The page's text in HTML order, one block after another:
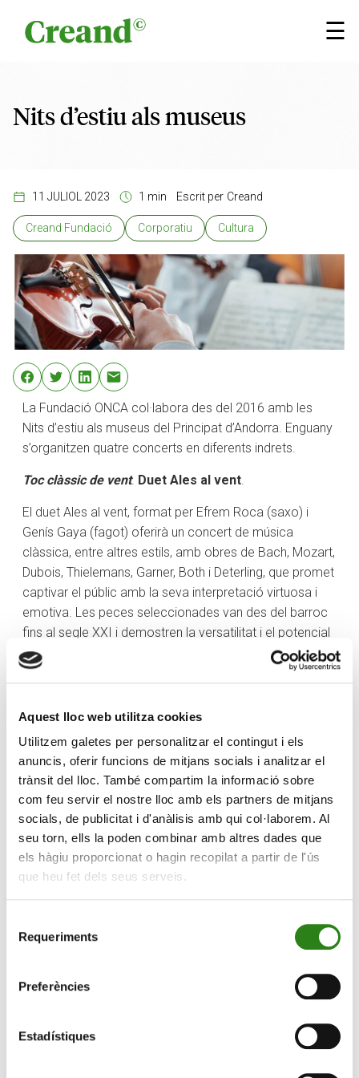
Aquest lloc web utilitza cookies
Utilitzem galetes per personalitzar el contingut i els
anuncis, oferir funcions de mitjans socials i analitzar el
trànsit del lloc. També compartim la informació sobre
com feu servir el nostre lloc amb els partners de mitjans
socials, de publicitat i d'anàlisis amb qui col·laborem. Al
seu torn, ells la poden combinar amb altres dades que
els hàgiu proporcionat o hagin recopilat a partir de l'ús
que heu fet dels seus serveis.
Requeriments
Preferències
Estadístiques
☰
×
Nits d’estiu als museus
11 JULIOL 2023 1 min Escrit per Creand
Creand Fundació Corporatiu Cultura
La Fundació ONCA col·labora des del 2016 amb les
Nits d’estiu als museus del Principat d’Andorra. Enguany
s’organitzen quatre concerts en diferents indrets.
Toc clàssic de vent. Duet Ales al vent.
El duet Ales al vent, format per Efrem Roca (saxo) i
Genís Gaya (fagot) oferirà un concert de música
clàssica, entre altres estils, amb obres de Bach, Mozart,
Dubois, Thielemans, Garner, Both i Deterling, que promet
captivar el públic amb la seva interpretació virtuosa i
emotiva. Les peces seleccionades van des del barroc
fins al segle XXI i demostren la versatilitat i el potencial
expressiu d’aquests instruments.
Durada: 60’
Dimecres 26 de juliol de 2023, a les 21 h
la Cortinada(en cas de mal temps, església de la
Cortinada).
Divendres 4 d’agost de 2023, a les 19 h,Espai
Columba .
Colors & songs.Duo David Sanz & Roser Puigbò
David Sanz (guitarra) i Roser Puigbò (veu) presenten
policromia que conformen l’exposició «Khrôma.
recupera cançons d’arreu, des dels sons més
del jazz o de la cançó popular, amb l’objectiu de
rememorar els espais de música en directe i traslladar-